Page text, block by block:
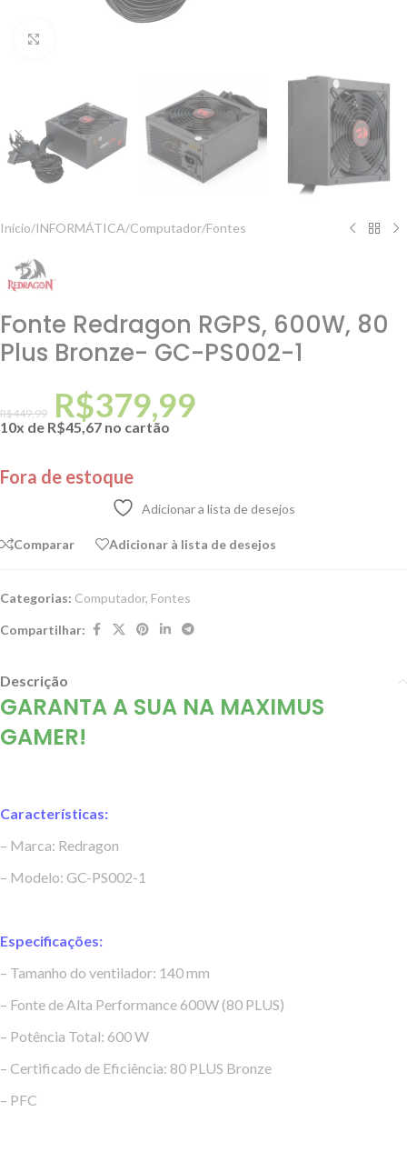
Início/INFORMÁTICA/Computador/Fontes
Fonte Redragon RGPS, 600W, 80
Plus Bronze- GC-PS002-1
R$449,99 R$379,99
10x de R$45,67 no cartão
Fora de estoque
Adicionar a lista de desejos
Comparar Adicionar à lista de desejos
Categorias: Computador, Fontes
Compartilhar:
Descrição
GARANTA A SUA NA MAXIMUS
GAMER!
Características:
– Marca: Redragon
– Modelo: GC-PS002-1
Especificações:
– Tamanho do ventilador: 140 mm
– Fonte de Alta Performance 600W (80 PLUS)
– Potência Total: 600 W
– Certificado de Eficiência: 80 PLUS Bronze
– PFC